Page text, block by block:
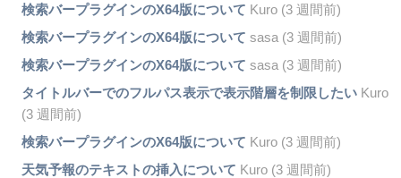
検索バープラグインのX64版について Kuro (3 週間前)
検索バープラグインのX64版について sasa (3 週間前)
検索バープラグインのX64版について sasa (3 週間前)
タイトルバーでのフルパス表示で表示階層を制限したいKuro
(3 週間前)
検索バープラグインのX64版について Kuro (3 週間前)
天気予報のテキストの挿入について Kuro (3 週間前)